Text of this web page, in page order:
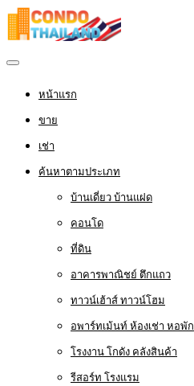
หน้าแรก
ขาย
เช่า
ค้นหาตามประเภท
บ้านเดี่ยว บ้านแฝด
คอนโด
ที่ดิน
อาคารพาณิชย์ ตึกแถว
ทาวน์เฮ้าส์ ทาวน์โฮม
อพาร์ทเม้นท์ ห้องเช่า หอพัก
โรงงาน โกดัง คลังสินค้า
รีสอร์ท โรงแรม